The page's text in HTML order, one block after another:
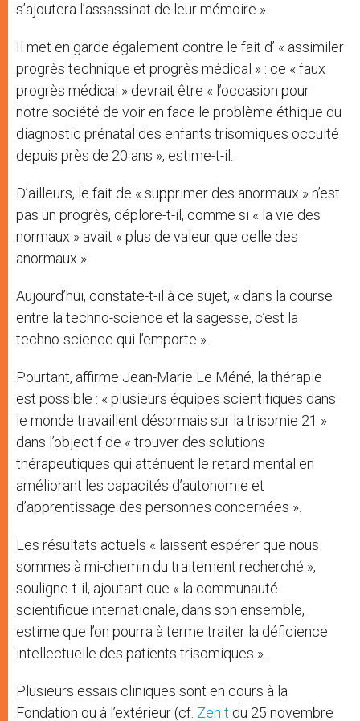
s’ajoutera l’assassinat de leur mémoire ».
Il met en garde également contre le fait d’ « assimiler
progrès technique et progrès médical » : ce « faux
progrès médical » devrait être « l’occasion pour
notre société de voir en face le problème éthique du
diagnostic prénatal des enfants trisomiques occulté
depuis près de 20 ans », estime-t-il.
D’ailleurs, le fait de « supprimer des anormaux » n’est
pas un progrès, déplore-t-il, comme si « la vie des
normaux » avait « plus de valeur que celle des
anormaux ».
Aujourd’hui, constate-t-il à ce sujet, « dans la course
entre la techno-science et la sagesse, c’est la
techno-science qui l’emporte ».
Pourtant, affirme Jean-Marie Le Méné, la thérapie
est possible : « plusieurs équipes scientifiques dans
le monde travaillent désormais sur la trisomie 21 »
dans l’objectif de « trouver des solutions
thérapeutiques qui atténuent le retard mental en
améliorant les capacités d’autonomie et
d’apprentissage des personnes concernées ».
Les résultats actuels « laissent espérer que nous
sommes à mi-chemin du traitement recherché »,
souligne-t-il, ajoutant que « la communauté
scientifique internationale, dans son ensemble,
estime que l’on pourra à terme traiter la déficience
intellectuelle des patients trisomiques ».
Plusieurs essais cliniques sont en cours à la
Fondation ou à l’extérieur (cf. Zenit du 25 novembre